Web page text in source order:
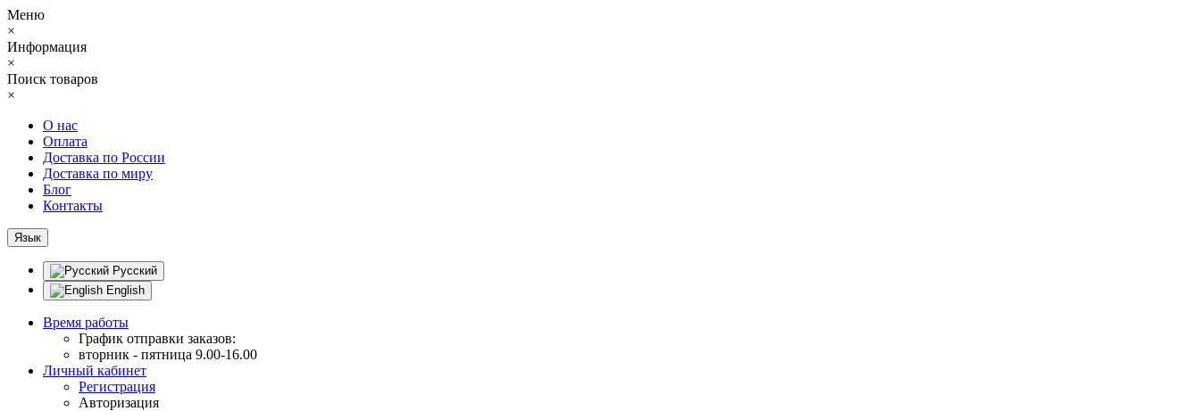
Меню
×
Информация
×
Поиск товаров
×
О нас
Оплата
Доставка по России
Доставка по миру
Блог
Контакты
Язык
Русский
English
Время работы
График отправки заказов:
вторник - пятница 9.00-16.00
Личный кабинет
Регистрация
Авторизация